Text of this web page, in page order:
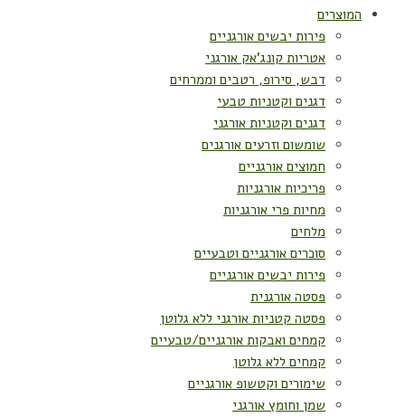
המוצרים
פירות יבשים אורגניים
אטריות קונג'אק אורגני
דבש, סירופ, רטבים וממרחים
דגנים וקטניות טבעי
דגנים וקטניות אורגני
שומשום וזרעים אורגנים
חמוצים אורגניים
פריכיות אורגניות
מחיות פרי אורגניות
מלחים
סוכרים אורגניים וטבעיים
פירות יבשים אורגניים
פסטה אורגנית
פסטה קטניות אורגני ללא גלוטן
קמחים ואבקות אורגניים/טבעיים
קמחים ללא גלוטן
שימורים וקטשופ אורגניים
שמן וחומץ אורגני